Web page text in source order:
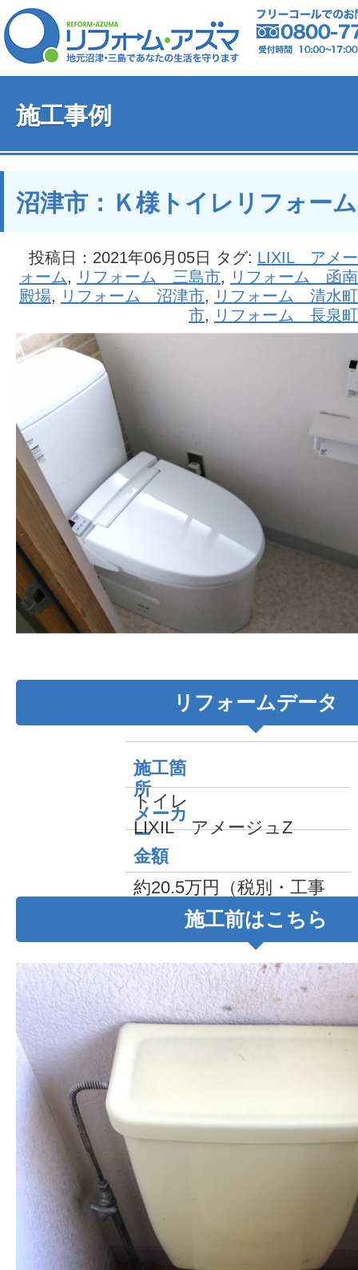
施工事例
沼津市：Ｋ様トイレリフォーム
投稿日：2021年06月05日 タグ: LIXIL アメ
ォーム, リフォーム 三島市, リフォーム 函
殿場, リフォーム 沼津市, リフォーム 清水町
市, リフォーム 長泉町
リフォームデータ
施工箇
所
トイレ
メーカ
ー
LIXIL アメージュZ
金額
約20.5万円（税別・工事
費込み）施工前はこちら